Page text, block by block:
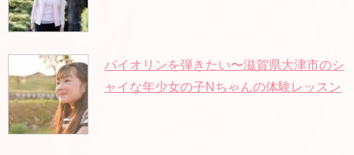
バイオリンを弾きたい〜滋賀県大津市のシ
ャイな年少女の子Nちゃんの体験レッスン